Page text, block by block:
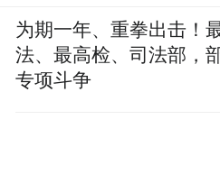
为期一年、重拳出击！
法、最高检、司法部，
专项斗争